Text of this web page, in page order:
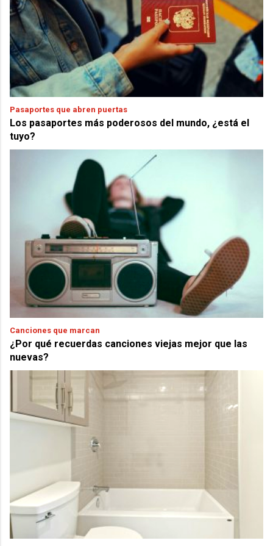
Pasaportes que abren puertas
Los pasaportes más poderosos del mundo, ¿está el
tuyo?
Canciones que marcan
¿Por qué recuerdas canciones viejas mejor que las
nuevas?